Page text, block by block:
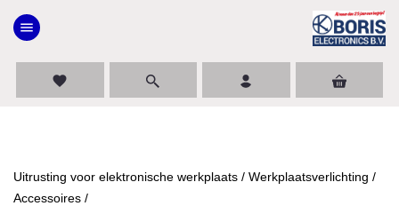
menu
favorite
Uitrusting voor elektronische werkplaats / Werkplaatsverlichting /
Accessoires /